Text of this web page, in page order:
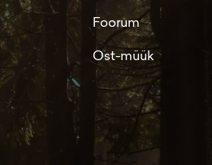
Foorum
Ost-müük